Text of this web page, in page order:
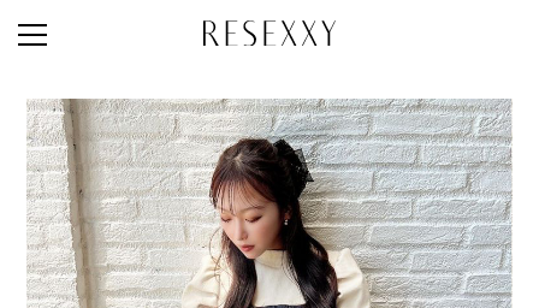
STAFF STYLE
NEWS
MAGAZINE
LOOK BOOK
NEW ARRIVAL
RANKING